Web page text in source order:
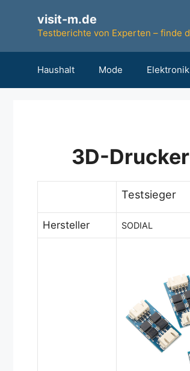
springen
visit-m.de
Testberichte von Experten – finde
Haushalt Mode Elektronik
3D-
Testsieger
Hersteller SODIAL